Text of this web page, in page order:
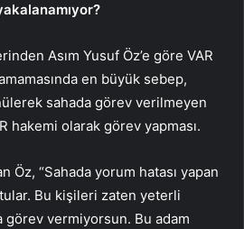
Asım Yusuf Öz’e göre VAR
en büyük sebep,
sahada görev verilmeyen
hakemi olarak görev yapması.
Öz, “Sahada yorum hatası yapan
Bu kişileri zaten yeterli
vermiyorsun. Bu adam